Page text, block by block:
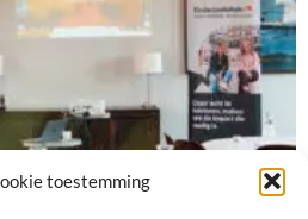
toestemming